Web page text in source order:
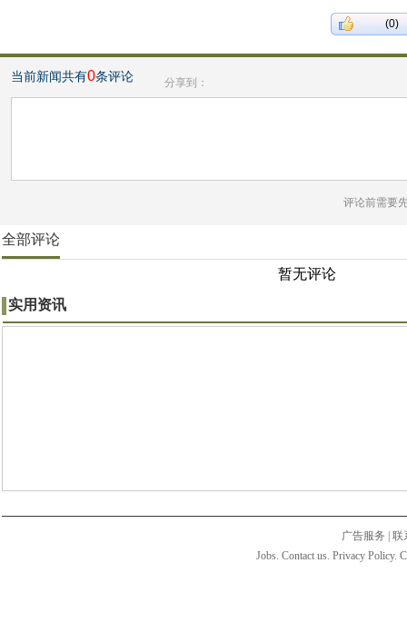
(0)
当前新闻共有0条评论 分享到：
评论前需要
全部评论
暂无评论
实用资讯
广告服务
联
Jobs. Contact us. Privacy Policy.